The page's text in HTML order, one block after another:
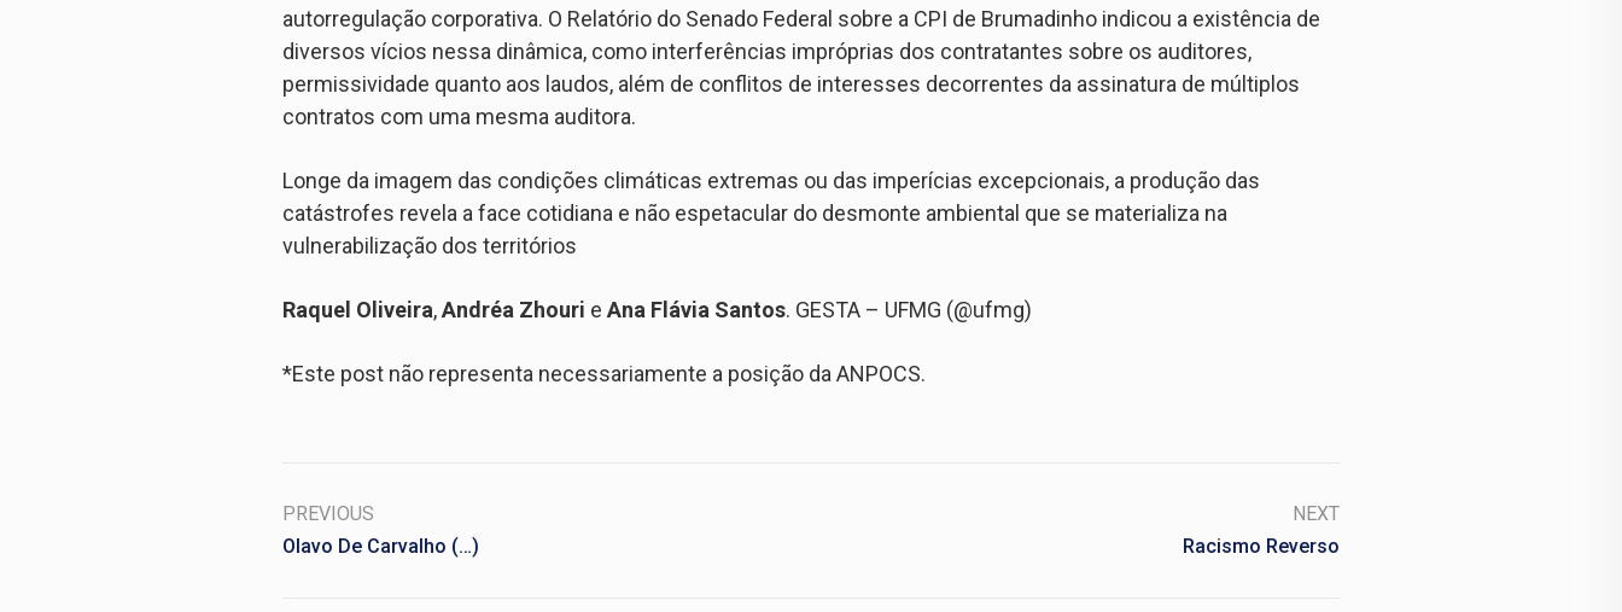
autorregulação corporativa. O Relatório do Senado Federal sobre a CPI de Brumadinho indicou a existência de
diversos vícios nessa dinâmica, como interferências impróprias dos contratantes sobre os auditores,
permissividade quanto aos laudos, além de conflitos de interesses decorrentes da assinatura de múltiplos
contratos com uma mesma auditora.
Longe da imagem das condições climáticas extremas ou das imperícias excepcionais, a produção das
catástrofes revela a face cotidiana e não espetacular do desmonte ambiental que se materializa na
vulnerabilização dos territórios
Raquel Oliveira,Andréa Zhouri e Ana Flávia Santos. GESTA – UFMG (@ufmg)
*Este post não representa necessariamente a posição da ANPOCS.
PREVIOUS
Olavo De Carvalho (…)
NEXT
Racismo Reverso